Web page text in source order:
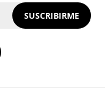
SUSCRIBIRME